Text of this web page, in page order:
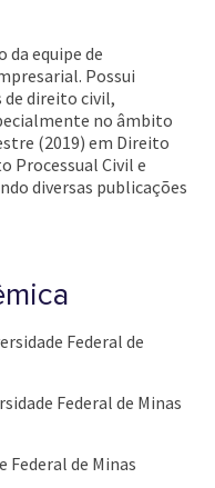
da equipe de
Possui
de direito civil,
no âmbito
(2019) em Direito
Processual Civil e
diversas publicações
Federal de
Federal de Minas
Federal de Minas